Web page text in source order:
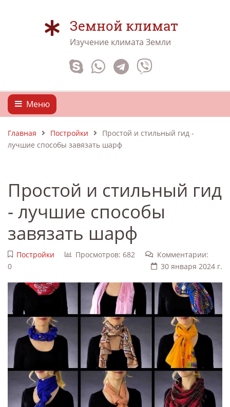
Земной климат
Изучение климата Земли
Меню
Главная Постройки
Простой и стильный гид -
лучшие способы завязать шарф
Простой и стильный гид
- лучшие способы
завязать шарф
Постройки Просмотров: 682
Комментарии:
0
30 января 2024 г.